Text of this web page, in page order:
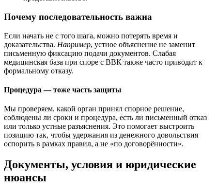
Почему последовательность важна
Если начать не с того шага, можно потерять время и
доказательства. Например, устное объяснение не заменит
письменную фиксацию подачи документов. Слабая
медицинская база при споре с ВВК также часто приводит к
формальному отказу.
Процедура — тоже часть защиты
Мы проверяем, какой орган принял спорное решение,
соблюдены ли сроки и процедура, есть ли письменный отказ
или только устные разъяснения. Это помогает выстроить
позицию так, чтобы удержания из денежного довольствия
оспорить в рамках правил, а не «по договорённости».
Документы, условия и юридические
нюансы